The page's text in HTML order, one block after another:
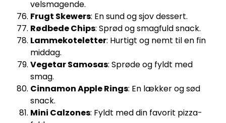
velsmagende.
Frugt Skewers: En sund og sjov dessert.
Rødbede Chips: Sprød og smagfuld snack.
Lammekoteletter: Hurtigt og nemt til en fin
middag.
Vegetar Samosas: Sprøde og fyldt med
smag.
Cinnamon Apple Rings: En lækker og sød
snack.
Mini Calzones: Fyldt med din favorit pizza-